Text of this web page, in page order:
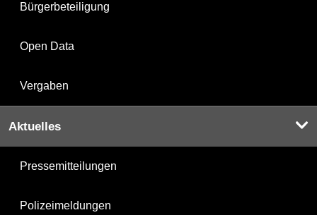
Bürgerbeteiligung
Open Data
Vergaben
Aktuelles
Pressemitteilungen
Polizeimeldungen